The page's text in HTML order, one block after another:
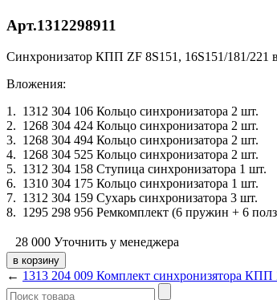
Арт.1312298911
Синхронизатор КПП ZF 8S151, 16S151/181/221
Вложения:
1. 1312 304 106 Кольцо синхронизатора 2 шт.
2. 1268 304 424 Кольцо синхронизатора 2 шт.
3. 1268 304 494 Кольцо синхронизатора 2 шт.
4. 1268 304 525 Кольцо синхронизатора 2 шт.
5. 1312 304 158 Ступица синхронизатора 1 шт.
6. 1310 304 175 Кольцо синхронизатора 1 шт.
7. 1312 304 159 Сухарь синхронизатора 3 шт.
8. 1295 298 956 Ремкомплект (6 пружин + 6
28 000 Уточнить у менеджера
← 1313 204 009 Комплект синхронизятора КПП